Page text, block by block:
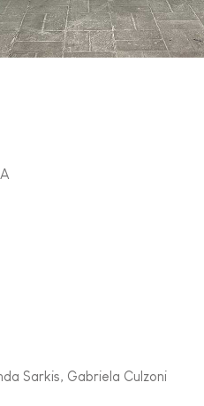
Sarkis, Gabriela Culzoni